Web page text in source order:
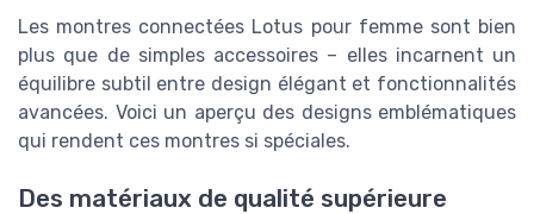
Les montres connectées Lotus pour femme sont bien
plus que de simples accessoires – elles incarnent un
équilibre subtil entre design élégant et fonctionnalités
avancées. Voici un aperçu des designs emblématiques
qui rendent ces montres si spéciales.
Des matériaux de qualité supérieure